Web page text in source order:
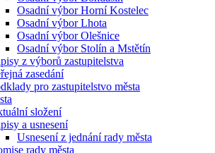
Osadní výbor Horní Kostelec
Osadní výbor Lhota
Osadní výbor Olešnice
Osadní výbor Stolín a Mstětín
z výborů zastupitelstva
zasedání
pro zastupitelstvo města
složení
a usnesení
Usnesení z jednání rady města
rady města